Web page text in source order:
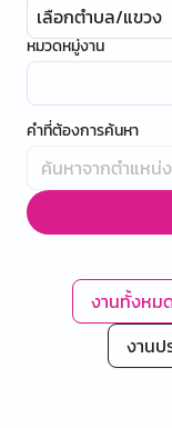
เลือกตำบล/แขวง
หมวดหมู่งาน
คำที่ต้องการค้นหา
งานทั้งหม
งานป